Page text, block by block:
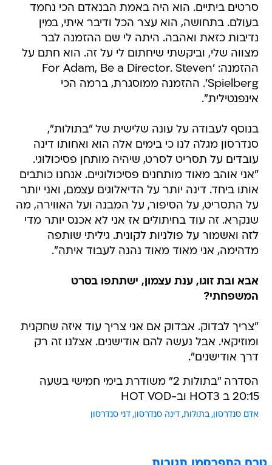
סרטים ביתיים. הוא היה באמת הבנאדם הכי נחמד
בעולם. בתחושה, הוא עצר הכל ודיבר איתי, במין
נדיבות כזאת ואהבה. היתה לי שם ההזמנה לבר
מצווה שלי, וביקשתי שיחתום לי על זה. הוא חתם על
ההזמנה: 'For Adam, Be a Director. Steven
Spielberg'. ההזמנה ממוסגרת, ברמה הכי
אינפנטילית".
בנוסף לעבודה על עונה שלישית של "בתולות",
סנדרסון מגלה לנו כי בימים אלה הוא ואחותו דינה
עובדים על תסריט לסרט, שיהיה מותחן פסיכולוגי.
"אני אוהב מאוד מותחנים פסיכולוגיים. אנחנו כותבים
אותו ביחד. דינה יותר על הדיאלוגים עצמם, ואני יותר
על התסריט, על הסיפור, על המבנה ועל האווירה, מה
שנקרא. זה עוד בחיתולים אז אני לא אכנס יותר מדי
לזה ואשמור על פולניות לקונית. גיליתי שותפה
מדהימה, אני מאוד מאוד נהנה לעבוד איתה".
אבא ובת זוגו, ענת עצמון, ישתתפו בסרט
המשפחתי?
"צריך לבדוק. אבדוק אם אני צריך עוד איזה שחקנית
ומוזיקאי. אבל נעשה להם אודישנים. אצלנו זה רק
דרך אודישנים".
הסדרה "בתולות 2" משודרת בימי חמישי בשעה
20:15 ב HOT3 וב-HOT VOD
אדם סנדרסון בתולות דינה סנדרסון דני סנדרסון